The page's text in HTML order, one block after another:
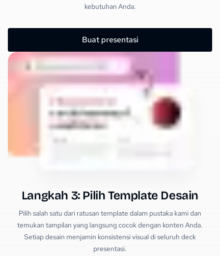
kebutuhan Anda.
Buat presentasi
Langkah 3: Pilih Template Desain
Pilih salah satu dari ratusan template dalam pustaka kami dan
temukan tampilan yang langsung cocok dengan konten Anda.
Setiap desain menjamin konsistensi visual di seluruh deck
presentasi.